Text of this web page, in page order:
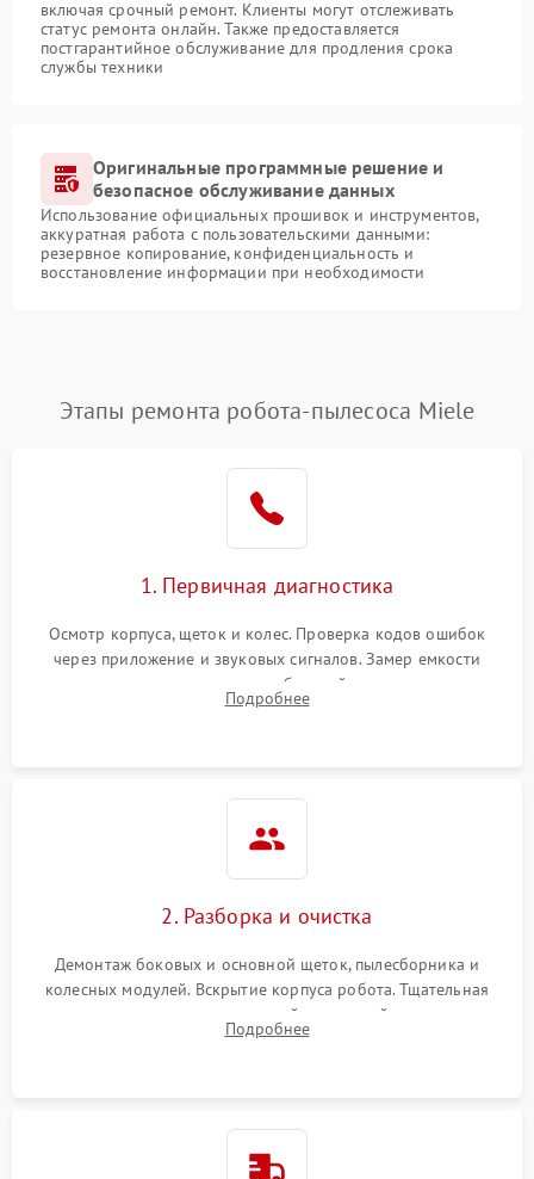
включая срочный ремонт. Клиенты могут отслеживать
статус ремонта онлайн. Также предоставляется
постгарантийное обслуживание для продления срока
службы техники
Оригинальные программные решение и
безопасное обслуживание данных
Использование официальных прошивок и инструментов,
аккуратная работа с пользовательскими данными:
резервное копирование, конфиденциальность и
восстановление информации при необходимости
Этапы ремонта робота-пылесоса Miele
1. Первичная диагностика
Осмотр корпуса, щеток и колес. Проверка кодов ошибок
через приложение и звуковых сигналов. Замер емкости
аккумулятора и тестирование базовой станции зарядки.
Оценка работы лидара, бампера и датчиков падения для
Подробнее
2. Разборка и очистка
Демонтаж боковых и основной щеток, пылесборника и
колесных модулей. Вскрытие корпуса робота. Тщательная
очистка внутренних полостей, шестерней и плат от
скопившейся пыли, волос и шерсти животных с
Подробнее